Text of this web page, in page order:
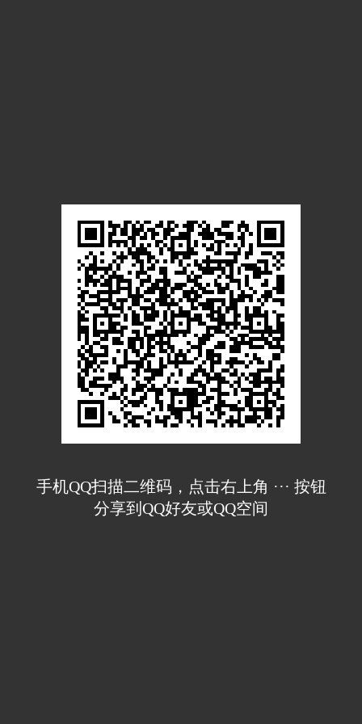
手机QQ扫描二维码，点击右上角 ··· 按钮
分享到QQ好友或QQ空间